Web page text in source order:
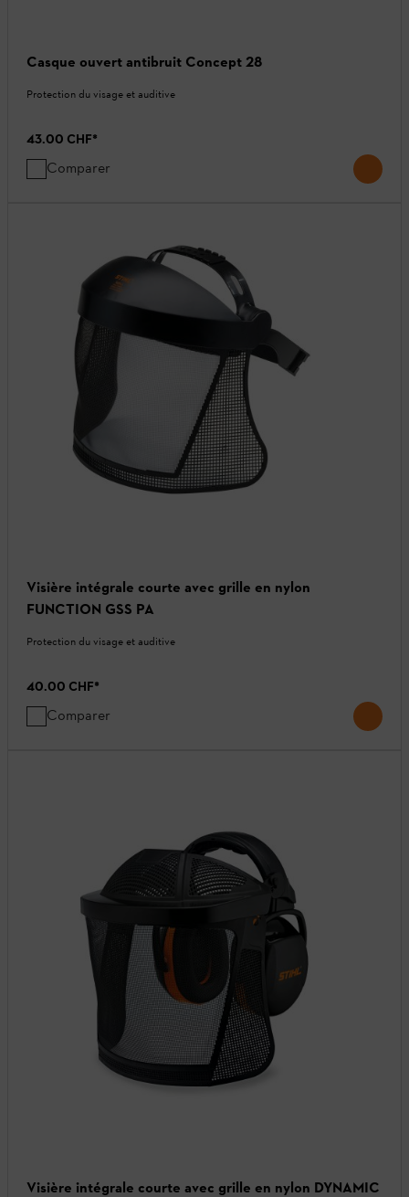
Casque ouvert antibruit Concept 28
Protection du visage et auditive
43.00 CHF*
Comparer
Visière intégrale courte avec grille en nylon
FUNCTION GSS PA
Protection du visage et auditive
40.00 CHF*
Comparer
Visière intégrale courte avec grille en nylon DYNAMIC